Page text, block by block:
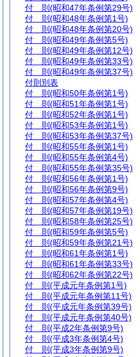
付 則 (昭和47年条例第29号)
付 則 (昭和48年条例第1号)
付 則 (昭和48年条例第20号)
付 則 (昭和49年条例第5号)
付 則 (昭和49年条例第12号)
付 則 (昭和49年条例第33号)
付 則 (昭和49年条例第37号)
付則別表
付 則 (昭和50年条例第1号)
付 則 (昭和51年条例第1号)
付 則 (昭和52年条例第1号)
付 則 (昭和53年条例第1号)
付 則 (昭和53年条例第37号)
付 則 (昭和55年条例第1号)
付 則 (昭和55年条例第4号)
付 則 (昭和55年条例第35号)
付 則 (昭和56年条例第1号)
付 則 (昭和56年条例第9号)
付 則 (昭和57年条例第4号)
付 則 (昭和57年条例第19号)
付 則 (昭和58年条例第25号)
付 則 (昭和59年条例第5号)
付 則 (昭和59年条例第21号)
付 則 (昭和61年条例第1号)
付 則 (昭和61年条例第33号)
付 則 (昭和62年条例第22号)
付 則 (平成元年条例第1号)
付 則 (平成元年条例第11号)
付 則 (平成元年条例第39号)
付 則 (平成元年条例第40号)
付 則 (平成2年条例第9号)
付 則 (平成3年条例第4号)
付 則 (平成3年条例第9号)